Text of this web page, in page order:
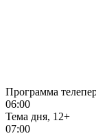
Программа
06:00
Тема дня, 12+
07:00